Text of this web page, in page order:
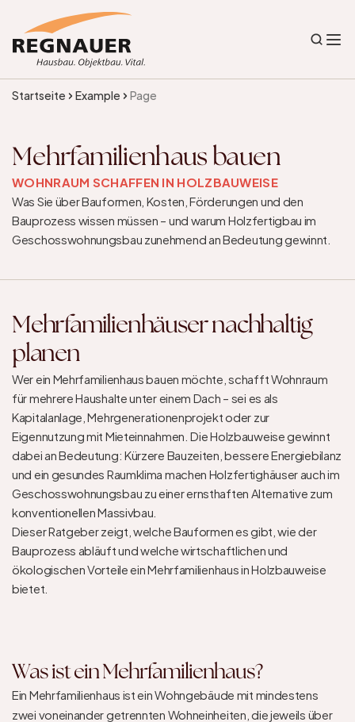
Startseite Example Page
Mehrfamilienhaus bauen
WOHNRAUM SCHAFFEN IN HOLZBAUWEISE
Was Sie über Bauformen, Kosten, Förderungen und den
Bauprozess wissen müssen – und warum Holzfertigbau im
Geschosswohnungsbau zunehmend an Bedeutung gewinnt.
Mehrfamilienhäuser nachhaltig
planen
Wer ein Mehrfamilienhaus bauen möchte, schafft Wohnraum
für mehrere Haushalte unter einem Dach – sei es als
Kapitalanlage, Mehrgenerationenprojekt oder zur
Eigennutzung mit Mieteinnahmen. Die Holzbauweise gewinnt
dabei an Bedeutung: Kürzere Bauzeiten, bessere Energiebilanz
und ein gesundes Raumklima machen Holzfertighäuser auch im
Geschosswohnungsbau zu einer ernsthaften Alternative zum
konventionellen Massivbau.
Dieser Ratgeber zeigt, welche Bauformen es gibt, wie der
Bauprozess abläuft und welche wirtschaftlichen und
ökologischen Vorteile ein Mehrfamilienhaus in Holzbauweise
bietet.
Was ist ein Mehrfamilienhaus?
Ein Mehrfamilienhaus ist ein Wohngebäude mit mindestens
zwei voneinander getrennten Wohneinheiten, die jeweils über